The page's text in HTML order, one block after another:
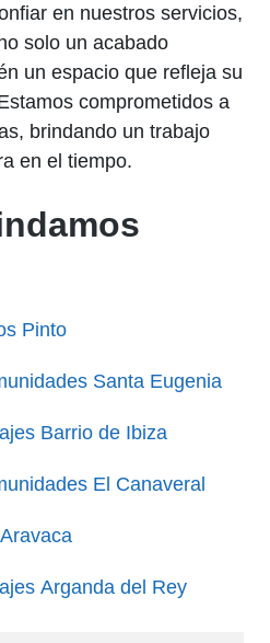
en nuestros servicios,
solo un acabado
un espacio que refleja su
comprometidos a
brindando un trabajo
en el tiempo.
Pinto
Santa Eugenia
Barrio de Ibiza
El Canaveral
Arganda del Rey